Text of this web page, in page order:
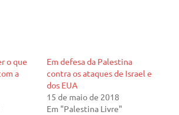
o que
a
Em defesa da Palestina
contra os ataques de Israel e
dos EUA
15 de maio de 2018
Em "Palestina Livre"